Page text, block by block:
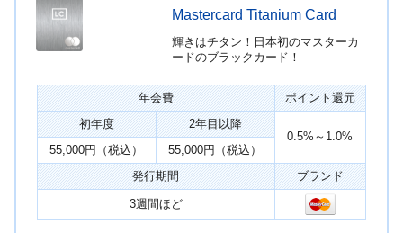
Mastercard Titanium Card
輝きはチタン！日本初のマスターカ
ードのブラックカード！
年会費
ポイント還元
初年度
2年目以降
0.5%～1.0%
55,000円（税込）
55,000円（税込）
発行期間
ブランド
3週間ほど